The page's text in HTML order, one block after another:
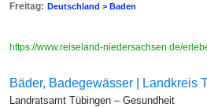
Freitag: Deutschland > Baden
https://www.reiseland-niedersachsen.de/
Bäder, Badegewässer | Landkreis
Landratsamt Tübingen – Gesundheit